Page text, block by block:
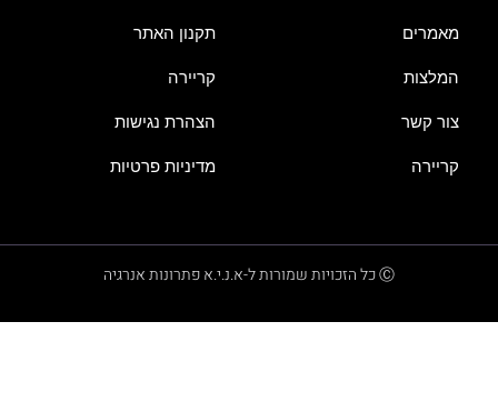
מאמרים
המלצות
צור קשר
קריירה
תקנון האתר
קריירה
הצהרת נגישות
מדיניות פרטיות
Ⓒ כל הזכויות שמורות ל-א.נ.י.א פתרונות אנרגיה